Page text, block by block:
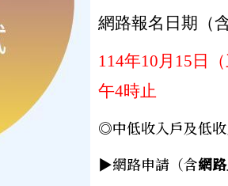
網路報名日期（
114年10月 15 日
午4時止
◎中低收入戶及低收
▶網路申請（含網